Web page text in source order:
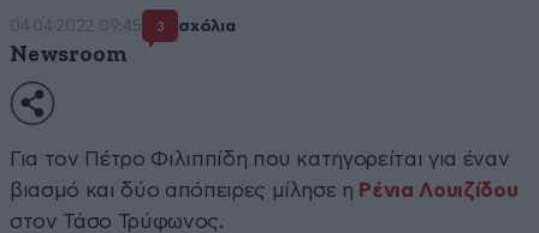
04·04·2022 09:45 3 σχόλια
Newsroom
Για τον Πέτρο Φιλιππίδη που κατηγορείται για έναν
βιασμό και δύο απόπειρες μίλησε η Ρένια Λουιζίδου
στον Τάσο Τρύφωνος.